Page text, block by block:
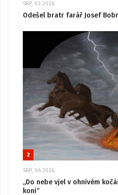
SRP, 03 2026
Odešel bratr farář Josef
2
SRP, 06 2026
„Do nebe vjel v ohnivém
koni“